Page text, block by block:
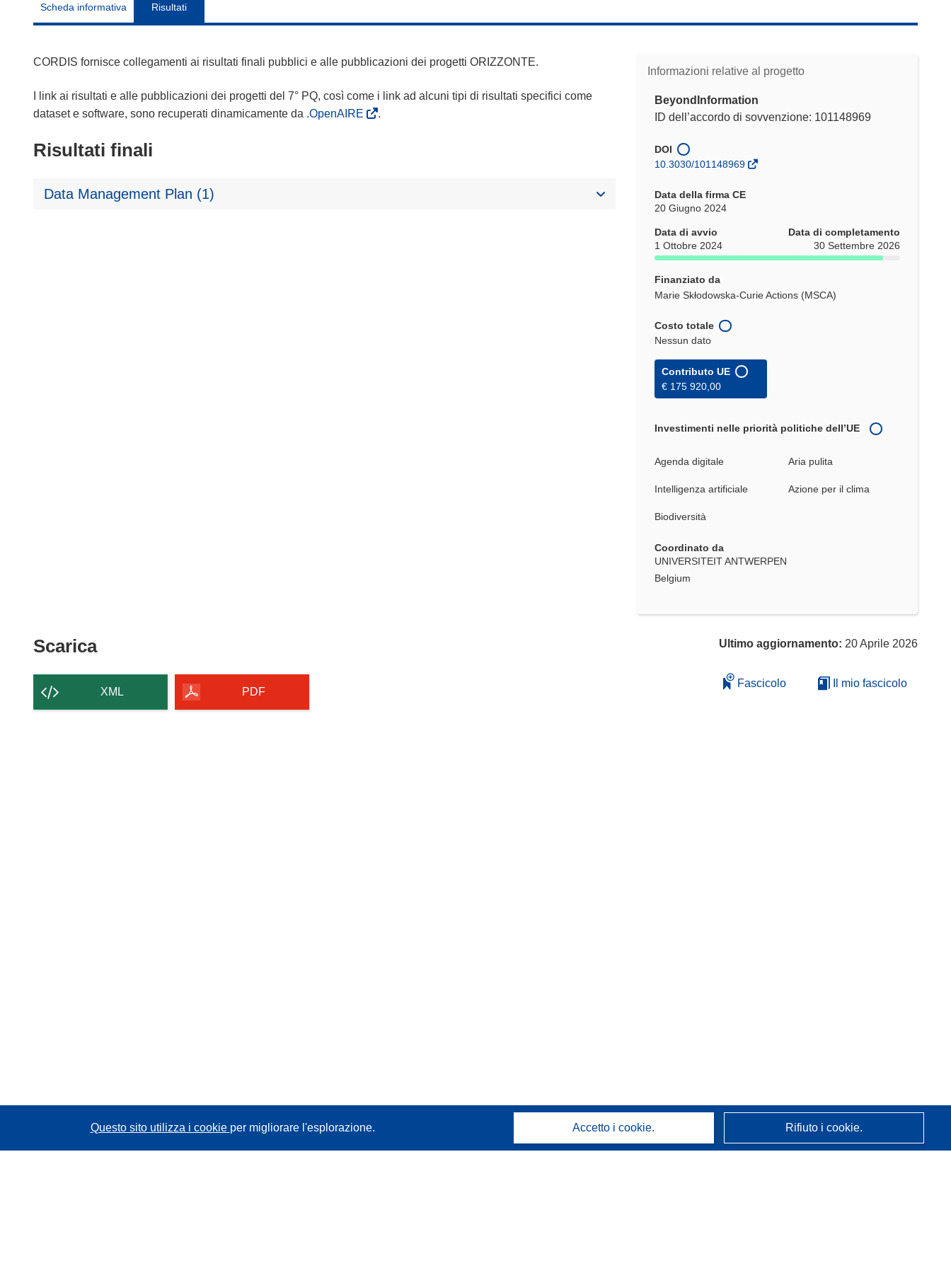
Scheda informativa Risultati
Informazioni relative al progetto
BeyondInformation
ID dell’accordo di sovvenzione: 101148969
DOI
10.3030/101148969
Data della firma CE
20 Giugno 2024
Data di avvio
1 Ottobre 2024
Data di completamento
30 Settembre 2026
Finanziato da
Marie Skłodowska-Curie Actions (MSCA)
Costo totale
Nessun dato
Contributo UE
€ 175 920,00
Investimenti nelle priorità politiche dell’UE
Agenda digitale Aria pulita
Intelligenza artificiale Azione per il clima
Biodiversità
Coordinato da
UNIVERSITEIT ANTWERPEN
Belgium
CORDIS fornisce collegamenti ai risultati finali pubblici e alle pubblicazioni dei progetti ORIZZONTE.
I link ai risultati e alle pubblicazioni dei progetti del 7° PQ, così come i link ad alcuni tipi di risultati specifici come
dataset e software, sono recuperati dinamicamente da .OpenAIRE .
Risultati finali
Data Management Plan (1)
ScaricaScarica
contenuto
della
XML PDF
Ultimo aggiornamento: 20 Aprile 2026
Fascicolo Il mio fascicolo
Questo sito utilizza i cookie per migliorare l'esplorazione. Accetto i cookie. Rifiuto i cookie.